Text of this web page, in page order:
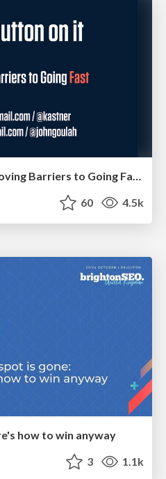
60 4.5k
how to win anyway
3 1.1k